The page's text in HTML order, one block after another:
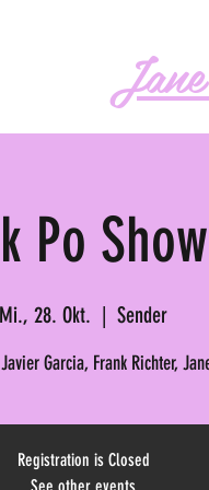
Po Show
Mi., 28. Okt.
  |
Sender
Garcia, Frank Richter,
Registration is Closed